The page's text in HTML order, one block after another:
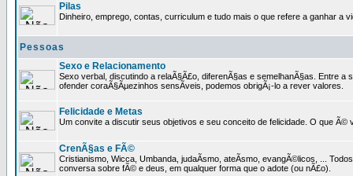
Pilas
Dinheiro, emprego, contas, curriculum e tudo mais o que refere a ganhar a
Pessoas
Sexo e Relacionamento
Sexo verbal, discutindo a relaÃ§Ã£o, diferenÃ§as e semelhanÃ§as. Entre a
ofender coraÃ§Ãµezinhos sensÃ­veis, podemos obrigÃ¡-lo a rever valores.
Felicidade e Metas
Um convite a discutir seus objetivos e seu conceito de felicidade. O que Ã©
CrenÃ§as e FÃ©
Cristianismo, Wicca, Umbanda, judaÃ­smo, ateÃ­smo, evangÃ©licos, ...
conversa sobre fÃ© e deus, em qualquer forma que o adote (ou nÃ£o).